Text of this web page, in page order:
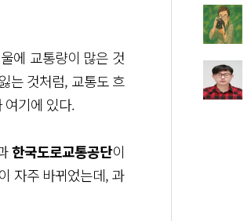
에 교통량이 많은 것
는 것처럼, 교통도 흐
여기에 있다.
한국도로교통공단이
자주 바뀌었는데, 과